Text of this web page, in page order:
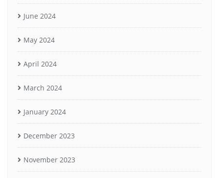
June 2024
May 2024
April 2024
March 2024
January 2024
December 2023
November 2023